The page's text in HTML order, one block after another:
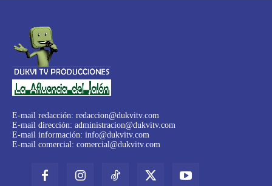
E-mail redacción: redaccion@dukvitv.com
E-mail dirección: administracion@dukvitv.com
E-mail información: info@dukvitv.com
E-mail comercial: comercial@dukvitv.com